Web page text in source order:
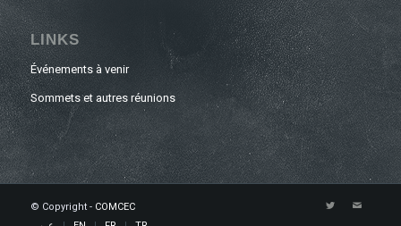
LINKS
Événements à venir
Sommets et autres réunions
© Copyright - COMCEC